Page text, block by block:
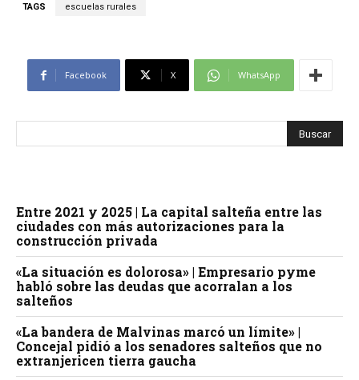
TAGS escuelas rurales
Facebook X WhatsApp
Entre 2021 y 2025 | La capital salteña entre las
ciudades con más autorizaciones para la
construcción privada
«La situación es dolorosa» | Empresario pyme
habló sobre las deudas que acorralan a los
salteños
«La bandera de Malvinas marcó un límite» |
Concejal pidió a los senadores salteños que no
extranjericen tierra gaucha